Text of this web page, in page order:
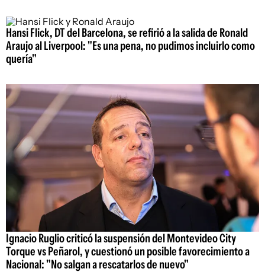
Hansi Flick, DT del Barcelona, se refirió a la salida de Ronald
Araujo al Liverpool: "Es una pena, no pudimos incluirlo como
quería"
Ignacio Ruglio criticó la suspensión del Montevideo City
Torque vs Peñarol, y cuestionó un posible favorecimiento a
Nacional: "No salgan a rescatarlos de nuevo"